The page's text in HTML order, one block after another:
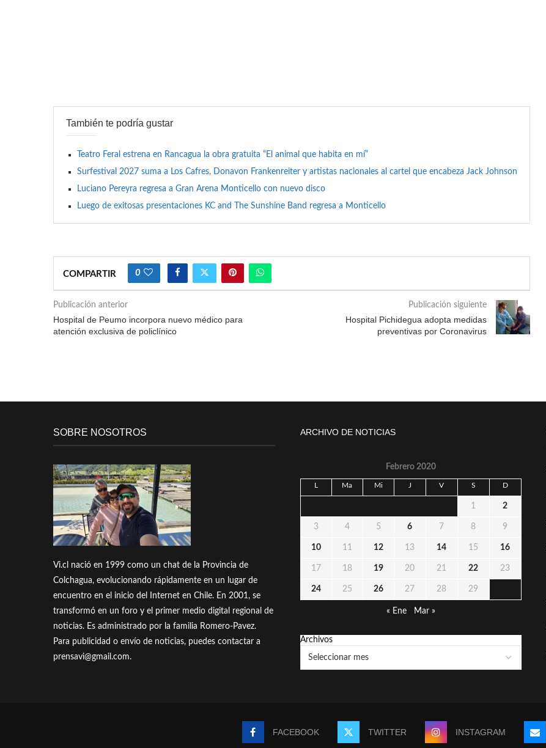
También te podría gustar
Teatro Feral estrena en Rancagua la obra gratuita “El animal que habita en mí”
Surfestival 2027 suma a Los Cafres, Donavon Frankenreiter y artistas nacionales al cartel que encabeza Jack Johnson
Luciano Pereyra regresa a Gran Arena Monticello con nuevo disco
Luego de exitosas presentaciones KC and The Sunshine Band regresa a Monticello
COMPARTIR 0
Publicación anterior
Hospital de Peumo incorpora nuevo médico para
atención exclusiva de policlínico
Publicación siguiente
Hospital Pichidegua adopta medidas
preventivas por Coronavirus
SOBRE NOSOTROS
Vi.cl nació en 1999 como un chat de la Provincia de
Colchagua, evolucionando rápidamente en un lugar de
encuentro en el inicio del Internet en Chile. En 2001, se
transformó en un foro y el primer medio digital regional de
noticias. Es administrado por la familia Romero-Pavez.
Para publicidad o envío de noticias, puedes contactar a
prensavi@gmail.com.
ARCHIVO DE NOTICIAS
Febrero 2020
L Ma Mi J V S D
1 2
3 4 5 6 7 8 9
10 11 12 13 14 15 16
17 18 19 20 21 22 23
24 25 26 27 28 29
« Ene Mar »
Archivos
FACEBOOK TWITTER INSTAGRAM